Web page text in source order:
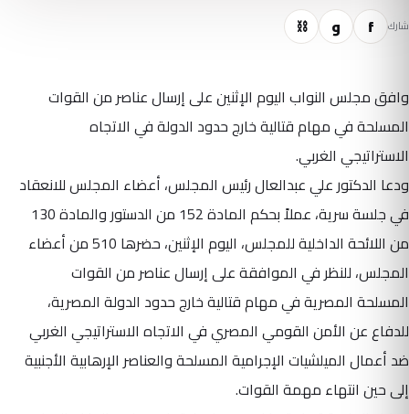
شارك f و ⛓
وافق مجلس النواب اليوم الإثنين على إرسال عناصر من القوات
المسلحة في مهام قتالية خارج حدود الدولة في الاتجاه
الاستراتيجي الغربي.
ودعا الدكتور علي عبدالعال رئيس المجلس، أعضاء المجلس للانعقاد
في جلسة سرية، عملاً بحكم المادة 152 من الدستور والمادة 130
من اللائحة الداخلية للمجلس، اليوم الإثنين، حضرها 510 من أعضاء
المجلس، للنظر في الموافقة على إرسال عناصر من القوات
المسلحة المصرية في مهام قتالية خارج حدود الدولة المصرية،
للدفاع عن الأمن القومي المصري في الاتجاه الاستراتيجي الغربي
ضد أعمال الميلشيات الإجرامية المسلحة والعناصر الإرهابية الأجنبية
إلى حين انتهاء مهمة القوات.